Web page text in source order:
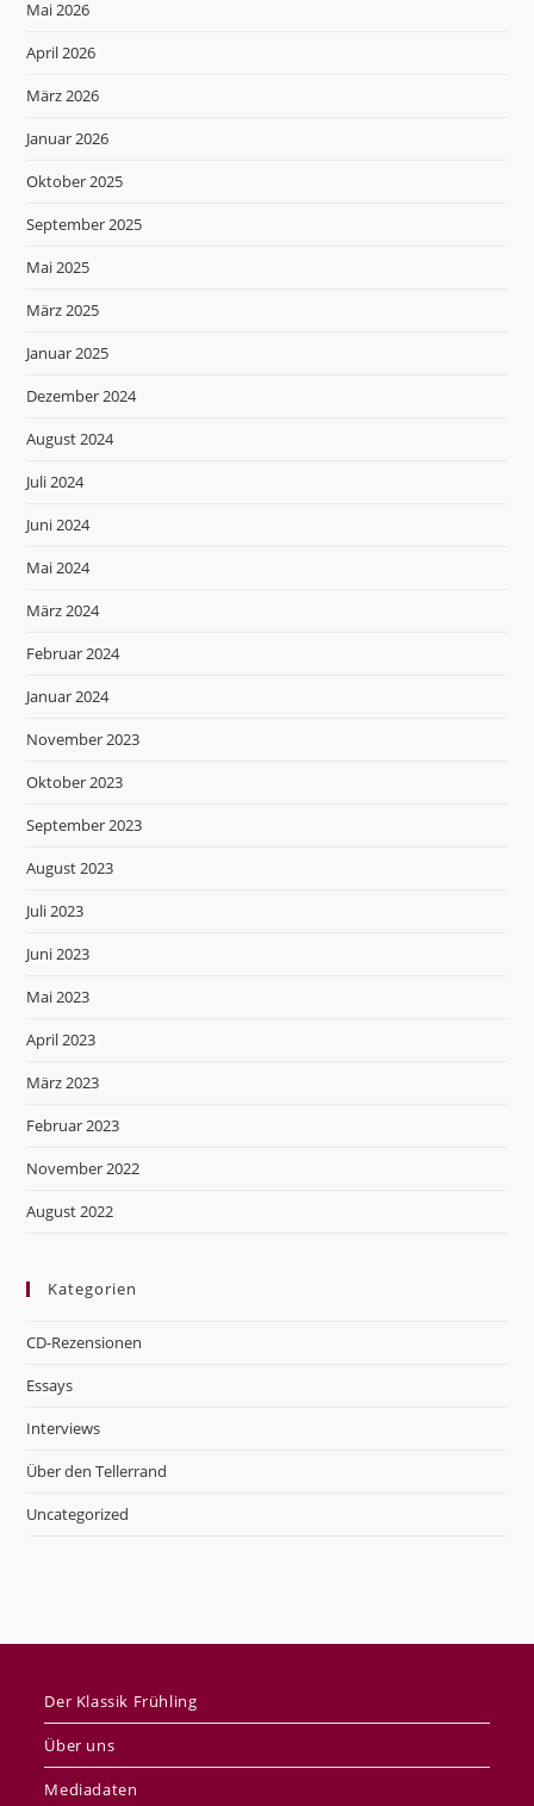
Mai 2026
April 2026
März 2026
Januar 2026
Oktober 2025
September 2025
Mai 2025
März 2025
Januar 2025
Dezember 2024
August 2024
Juli 2024
Juni 2024
Mai 2024
März 2024
Februar 2024
Januar 2024
November 2023
Oktober 2023
September 2023
August 2023
Juli 2023
Juni 2023
Mai 2023
April 2023
März 2023
Februar 2023
November 2022
August 2022
Kategorien
CD-Rezensionen
Essays
Interviews
Über den Tellerrand
Uncategorized
Der Klassik Frühling
Über uns
Mediadaten